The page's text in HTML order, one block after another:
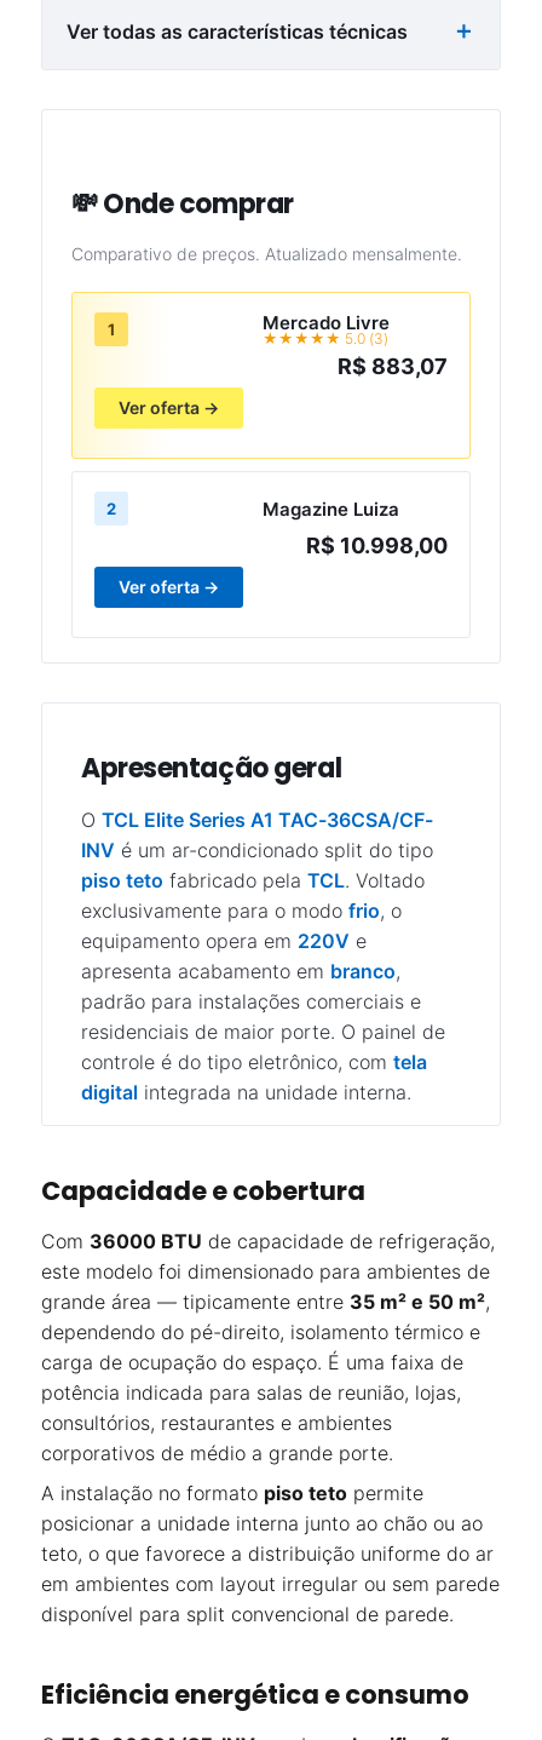
Ver todas as características técnicas
💸 Onde comprar
Comparativo de preços. Atualizado mensalmente.
1 Mercado Livre
★★★★★ 5.0 (3)
R$ 883,07
Ver oferta →
2 Magazine Luiza
R$ 10.998,00
Ver oferta →
Apresentação geral
O TCL Elite Series A1 TAC-36CSA/CF-
INV é um ar-condicionado split do tipo
piso teto fabricado pela TCL. Voltado
exclusivamente para o modo frio, o
equipamento opera em 220V e
apresenta acabamento em branco,
padrão para instalações comerciais e
residenciais de maior porte. O painel de
controle é do tipo eletrônico, com tela
digital integrada na unidade interna.
Capacidade e cobertura
Com 36000 BTU de capacidade de refrigeração,
este modelo foi dimensionado para ambientes de
grande área — tipicamente entre 35 m² e 50 m²,
dependendo do pé-direito, isolamento térmico e
carga de ocupação do espaço. É uma faixa de
potência indicada para salas de reunião, lojas,
consultórios, restaurantes e ambientes
corporativos de médio a grande porte.
A instalação no formato piso teto permite
posicionar a unidade interna junto ao chão ou ao
teto, o que favorece a distribuição uniforme do ar
em ambientes com layout irregular ou sem parede
disponível para split convencional de parede.
Eficiência energética e consumo